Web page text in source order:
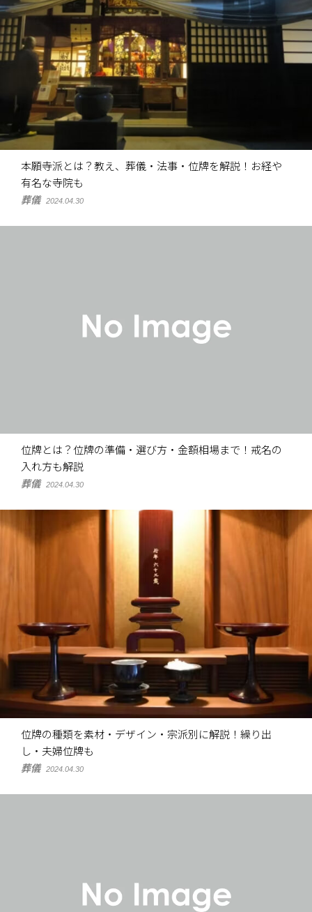
本願寺派とは？教え、葬儀・法事・位牌を解説！お経や
有名な寺院も
葬儀 2024.04.30
位牌とは？位牌の準備・選び方・金額相場まで！戒名の
入れ方も解説
葬儀 2024.04.30
位牌の種類を素材・デザイン・宗派別に解説！繰り出
し・夫婦位牌も
葬儀 2024.04.30